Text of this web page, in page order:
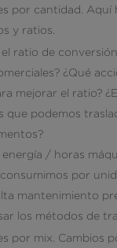
por cantidad. Aquí
y ratios.
el ratio de
¿Qué
mejorar el ratio?
que podemos
energía / horas
por
mantenimiento
los métodos de
por mix. Cambios